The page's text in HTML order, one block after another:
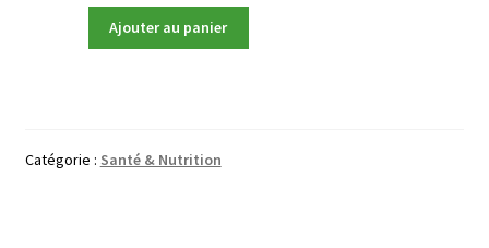
disponible
Ajouter au panier
Catégorie : Santé & Nutrition